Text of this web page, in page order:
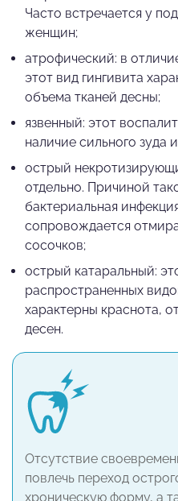
Часто встречается у
женщин;
атрофический: в
этот вид гингивита
объема тканей десны;
язвенный: этот
наличие сильного зуда
острый
отдельно. Причиной
бактериальная
сопровождается
сосочков;
острый катаральный:
распространенных
характерны краснота,
десен.
Отсутствие
повлечь переход
хроническую форму, а